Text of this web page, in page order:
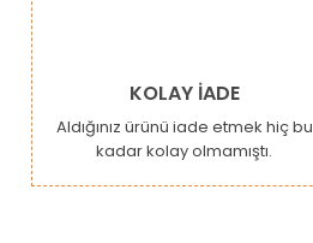
KOLAY İADE
Aldığınız ürünü iade etmek hiç bu
kadar kolay olmamıştı.